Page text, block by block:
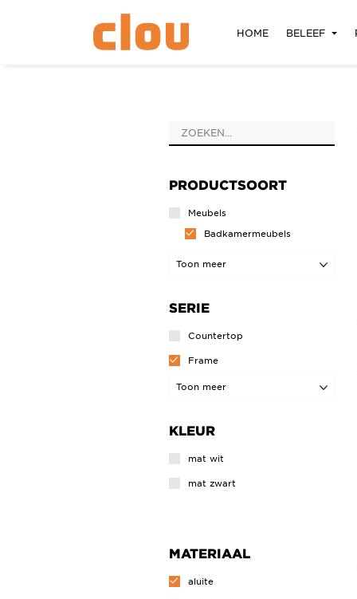
HOME BELEEF
PRODUCTSOORT
Meubels
Badkamermeubels
Wastafels
Toon meer
SERIE
Countertop
Frame
Hammock
Wash Me
Toon meer
KLEUR
mat wit
mat zwart
MATERIAAL
aluite